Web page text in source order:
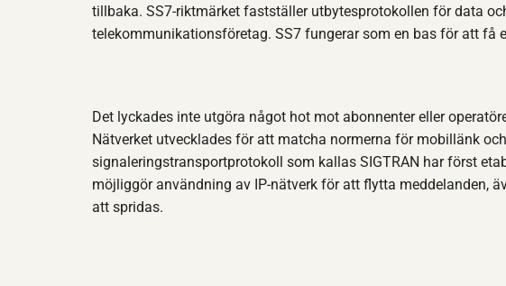
tillbaka. SS7-riktmärket fastställer utbytesprotokollen för data
telekommunikationsföretag. SS7 fungerar som en bas för att få
Det lyckades inte utgöra något hot mot abonnenter eller
Nätverket utvecklades för att matcha normerna för mobillänk
signaleringstransportprotokoll som kallas SIGTRAN har först
möjliggör användning av IP-nätverk för att flytta meddelanden,
att spridas.